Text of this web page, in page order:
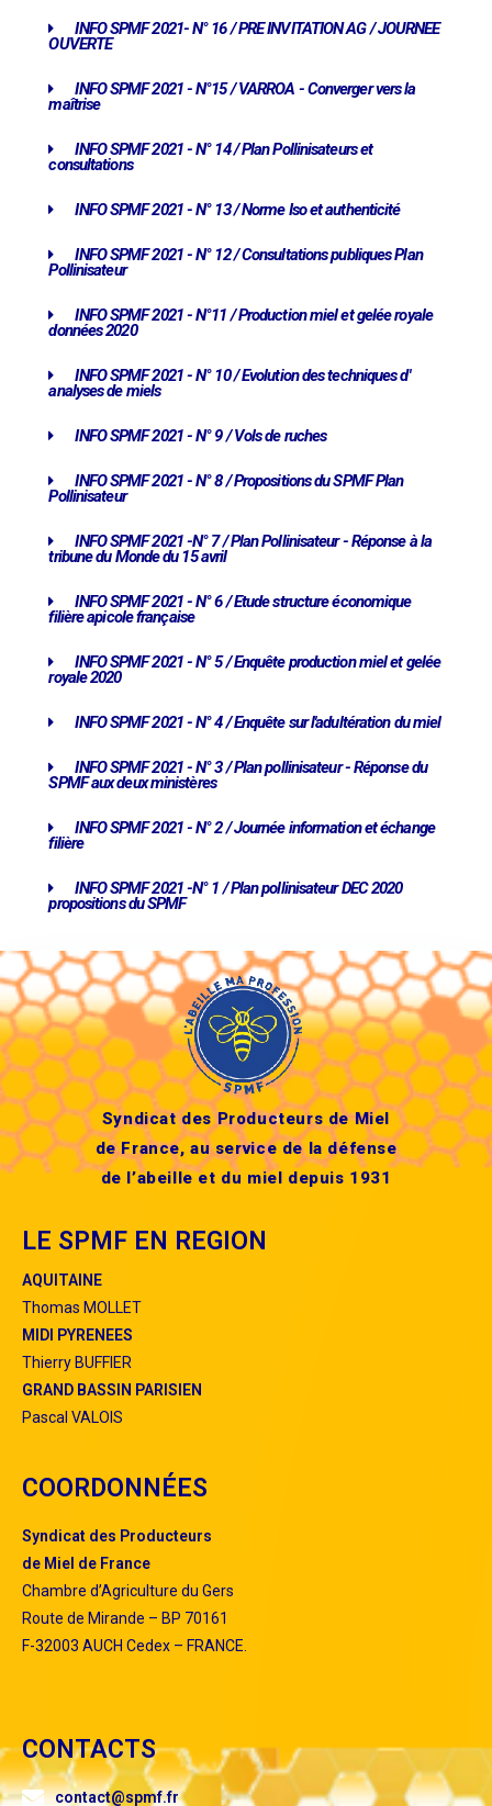
INFO SPMF 2021- N° 16 / PRE INVITATION AG / JOURNEE
OUVERTE
INFO SPMF 2021 - N°15 / VARROA - Converger vers la
maîtrise
INFO SPMF 2021 - N° 14 / Plan Pollinisateurs et
consultations
INFO SPMF 2021 - N° 13 / Norme Iso et authenticité
INFO SPMF 2021 - N° 12 / Consultations publiques Plan
Pollinisateur
INFO SPMF 2021 - N°11 / Production miel et gelée royale
données 2020
INFO SPMF 2021 - N° 10 / Evolution des techniques d'
analyses de miels
INFO SPMF 2021 - N° 9 / Vols de ruches
INFO SPMF 2021 - N° 8 / Propositions du SPMF Plan
Pollinisateur
INFO SPMF 2021 -N° 7 / Plan Pollinisateur - Réponse à la
tribune du Monde du 15 avril
INFO SPMF 2021 - N° 6 / Etude structure économique
filière apicole française
INFO SPMF 2021 - N° 5 / Enquête production miel et gelée
royale 2020
INFO SPMF 2021 - N° 4 / Enquête sur l'adultération du miel
INFO SPMF 2021 - N° 3 / Plan pollinisateur - Réponse du
SPMF aux deux ministères
INFO SPMF 2021 - N° 2 / Journée information et échange
filière
INFO SPMF 2021 -N° 1 / Plan pollinisateur DEC 2020
propositions du SPMF
Syndicat des Producteurs de Miel
de France, au service de la défense
de l’abeille et du miel depuis 1931
LE SPMF EN REGION
AQUITAINE
Thomas MOLLET
MIDI PYRENEES
Thierry BUFFIER
GRAND BASSIN PARISIEN
Pascal VALOIS
COORDONNÉES
Syndicat des Producteurs
de Miel de France
Chambre d’Agriculture du Gers
Route de Mirande – BP 70161
F-32003 AUCH Cedex – FRANCE.
CONTACTS
contact@spmf.fr